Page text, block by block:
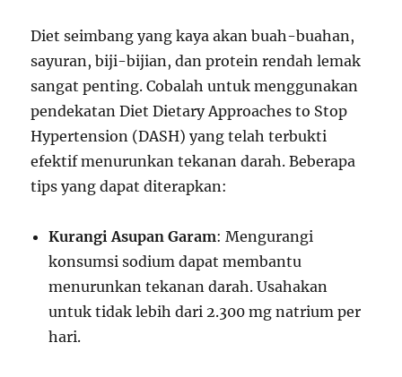
Diet seimbang yang kaya akan buah-buahan,
sayuran, biji-bijian, dan protein rendah lemak
sangat penting. Cobalah untuk menggunakan
pendekatan Diet Dietary Approaches to Stop
Hypertension (DASH) yang telah terbukti
efektif menurunkan tekanan darah. Beberapa
tips yang dapat diterapkan:
Kurangi Asupan Garam: Mengurangi
konsumsi sodium dapat membantu
menurunkan tekanan darah. Usahakan
untuk tidak lebih dari 2.300 mg natrium per
hari.